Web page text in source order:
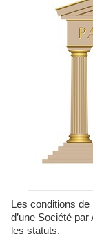
Les conditions de nomination et de révocation du président
d’une Société
les statuts.